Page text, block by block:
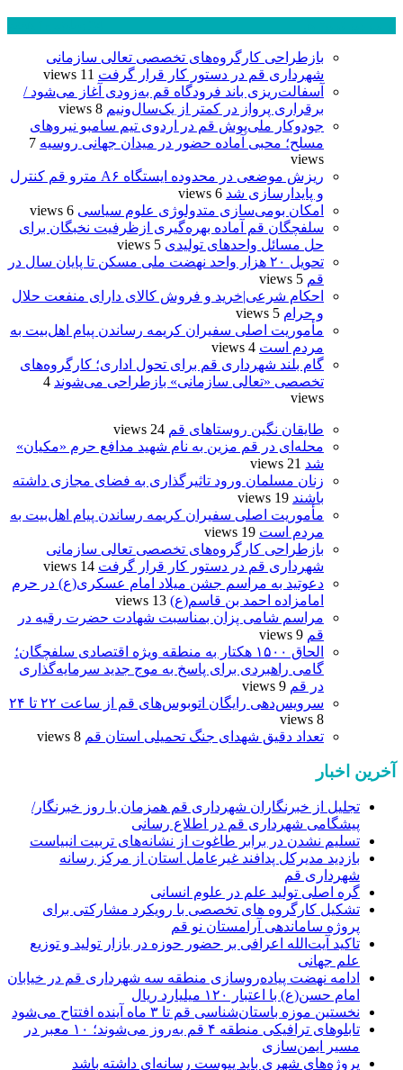
بازطراحی کارگروه‌های تخصصی تعالی سازمانی
شهرداری قم در دستور کار قرار گرفت 11 views
آسفالت‌ریزی باند فرودگاه قم به‌زودی آغاز می‌شود /
برقراری پرواز در کمتر از یک‌سال‌ونیم 8 views
جودوکار ملی‌پوش قم در اردوی تیم سامبو نیروهای
مسلح؛ محبی آماده حضور در میدان جهانی روسیه 7
views
ریزش موضعی در محدوده ایستگاه A۶ مترو قم کنترل
و پایدارسازی شد 6 views
امکان بومی‌سازی متدولوژی علوم سیاسی 6 views
سلفچگان قم آماده بهره‌گیری ازظرفیت نخبگان برای
حل مسائل واحدهای تولیدی 5 views
تحویل ۲۰ هزار واحد نهضت ملی مسکن تا پایان سال در
قم 5 views
احکام شرعی|خرید و فروش کالای دارای منفعت حلال
و حرام 5 views
مأموریت اصلی سفیران کریمه رساندن پیام اهل‌بیت به
مردم است 4 views
گام بلند شهرداری قم برای تحول اداری؛ کارگروه‌های
تخصصی «تعالی سازمانی» بازطراحی می‌شوند 4
views
طایقان نگین روستاهای قم 24 views
محله‌ای در قم مزین به نام شهید مدافع حرم «مکیان»
شد 21 views
زنان مسلمان ورود تاثیرگذاری به فضای مجازی داشته
باشند 19 views
مأموریت اصلی سفیران کریمه رساندن پیام اهل‌بیت به
مردم است 19 views
بازطراحی کارگروه‌های تخصصی تعالی سازمانی
شهرداری قم در دستور کار قرار گرفت 14 views
دعوتید به مراسم جشن میلاد امام عسکری(ع) در حرم
امامزاده احمد بن قاسم(ع) 13 views
مراسم شامی پزان بمناسبت شهادت حضرت رقیه در
قم 9 views
الحاق ۱۵۰۰ هکتار به منطقه ویژه اقتصادی سلفچگان؛
گامی راهبردی برای پاسخ به موج جدید سرمایه‌گذاری
در قم 9 views
سرویس‌دهی رایگان اتوبوس‌های قم از ساعت ۲۲ تا ۲۴
8 views
تعداد دقیق شهدای جنگ تحمیلی استان قم 8 views
آخرین اخبار
تجلیل از خبرنگاران شهرداری قم همزمان با روز خبرنگار/
پیشگامی شهرداری قم در اطلاع رسانی
تسلیم نشدن در برابر طاغوت از نشانه‌های تربیت انبیاست
بازدید مدیرکل پدافند غیرعامل استان از مرکز رسانه
شهرداری قم
گره اصلی تولید علم در علوم انسانی
تشکیل کارگروه های تخصصی با رویکرد مشارکتی برای
پروژه ساماندهی آرامستان نو قم
تاکید آیت‌الله اعرافی بر حضور حوزه در بازار تولید و توزیع
علم جهانی
ادامه نهضت پیاده‌روسازی منطقه سه شهرداری قم در خیابان
امام حسن(ع) با اعتبار ۱۲۰ میلیارد ریال
نخستین موزه باستان‌شناسی قم تا ۳ ماه آینده افتتاح می‌شود
تابلوهای ترافیکی منطقه ۴ قم به‌روز می‌شوند؛ ۱۰ معبر در
مسیر ایمن‌سازی
پروژه‌های شهری باید پیوست رسانه‌ای داشته باشد